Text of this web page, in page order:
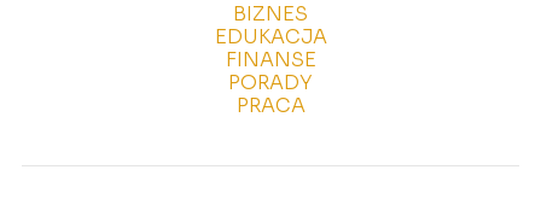
BIZNES
EDUKACJA
FINANSE
PORADY
PRACA